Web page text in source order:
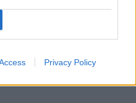
Privacy Policy